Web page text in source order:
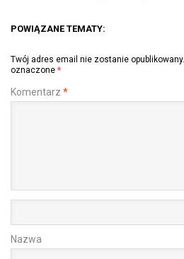
POWIĄZANE TEMATY:
Twój adres email nie zostanie opublikowany.
oznaczone *
Komentarz *
Nazwa